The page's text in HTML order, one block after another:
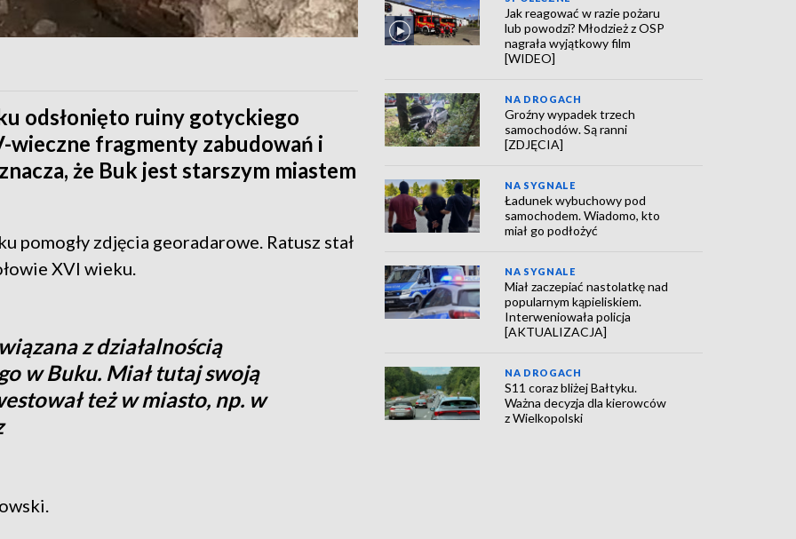
odsłonięto ruiny gotyckiego
wieczne fragmenty zabudowań i
że Buk jest starszym miastem
zdjęcia georadarowe. Ratusz stał
XVI wieku.
z działalnością
w Buku. Miał tutaj swoją
też w miasto, np. w
Jak reagować w razie pożaru
lub powodzi? Młodzież z OSP
nagrała wyjątkowy film
[WIDEO]
NA DROGACH
Groźny wypadek trzech
samochodów. Są ranni
[ZDJĘCIA]
NA SYGNALE
Ładunek wybuchowy pod
samochodem. Wiadomo, kto
miał go podłożyć
NA SYGNALE
Miał zaczepiać nastolatkę nad
popularnym kąpieliskiem.
Interweniowała policja
[AKTUALIZACJA]
NA DROGACH
S11 coraz bliżej Bałtyku.
Ważna decyzja dla kierowców
z Wielkopolski